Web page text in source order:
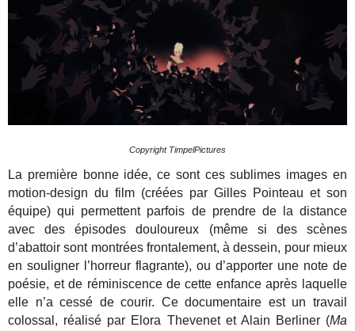
Copyright TimpelPictures
La première bonne idée, ce sont ces sublimes images en
motion-design du film (créées par Gilles Pointeau et son
équipe) qui permettent parfois de prendre de la distance
avec des épisodes douloureux (même si des scènes
d’abattoir sont montrées frontalement, à dessein, pour mieux
en souligner l’horreur flagrante), ou d’apporter une note de
poésie, et de réminiscence de cette enfance après laquelle
elle n’a cessé de courir. Ce documentaire est un travail
colossal, réalisé par Elora Thevenet et Alain Berliner (Ma